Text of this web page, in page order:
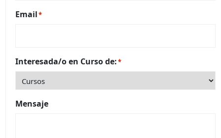
Email*
Interesada/o en Curso de:*
Mensaje